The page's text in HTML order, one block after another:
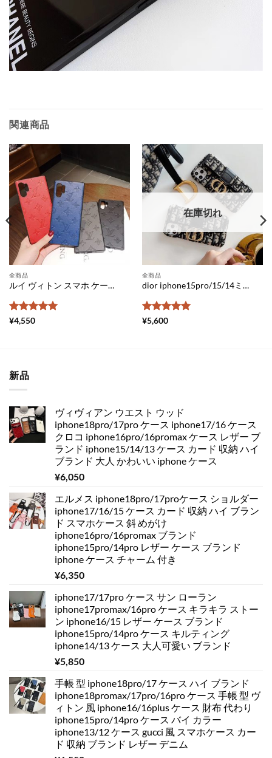
関連商品
全商品
ルイ ヴィトン スマホ ケース ギャラクシー s24 ケース ブランド galaxys24+ ケース パロディ ギャラクシー s23 カバー 人気 galaxy ケース 可愛い ヴィトン 携帯 ケース galaxys22 s22 plus ぺア おすすめ
5段階中
¥4,550
在庫切れ
全商品
dior iphone15pro/15/14ミニケース ブランド 人気 iphone12/11pro ケース カード 収納 iphone11 ケース パロディ レディース iphonexsmax ケース 人気 ディオール アイフォンケースxs トロッター柄 iphone x 携帯 カバー 上品
5段階中
¥5,600
新品
ヴィヴィアン ウエスト ウッド
iphone18pro/17pro ケース iphone17/16 ケース
クロコ iphone16pro/16promax ケース レザー ブ
ランド iphone15/14/13 ケース カード 収納 ハイ
ブランド 大人 かわいい iphone ケース
¥6,050
エルメス iphone18pro/17proケース ショルダー
iphone17/16/15 ケース カード 収納 ハイ ブラン
ド スマホケース 斜 めがけ
iphone16pro/16promax ブランド
iphone15pro/14pro レザー ケース ブランド
iphone ケース チャーム 付き
¥6,350
iphone17/17pro ケース サン ローラン
iphone17promax/16pro ケース キラキラ ストー
ン iphone16/15 レザー ケース ブランド
iphone15pro/14pro ケース キルティング
iphone14/13 ケース 大人可愛い ブランド
¥5,850
手帳 型 iphone18pro/17 ケース ハイ ブランド
iphone18promax/17pro/16pro ケース 手帳 型 ヴ
ィトン 風 iphone16/16plus ケース 財布 代わり
iphone15pro/14pro ケース バイ カラー
iphone13/12 ケース gucci 風 スマホケース カー
ド 収納 ブランド レザー デニム